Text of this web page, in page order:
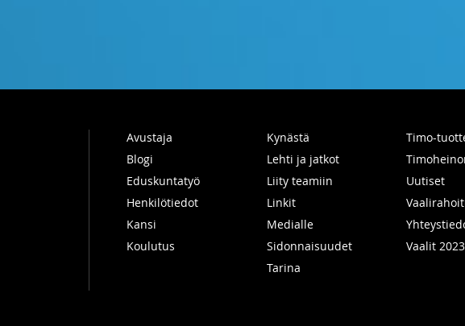
Avustaja
Blogi
Eduskuntatyö
Henkilötiedot
Kansi
Koulutus
Kynästä
Lehti ja jatkot
Liity teamiin
Linkit
Medialle
Sidonnaisuudet
Tarina
Timo-
Uutiset
Vaalit 2023